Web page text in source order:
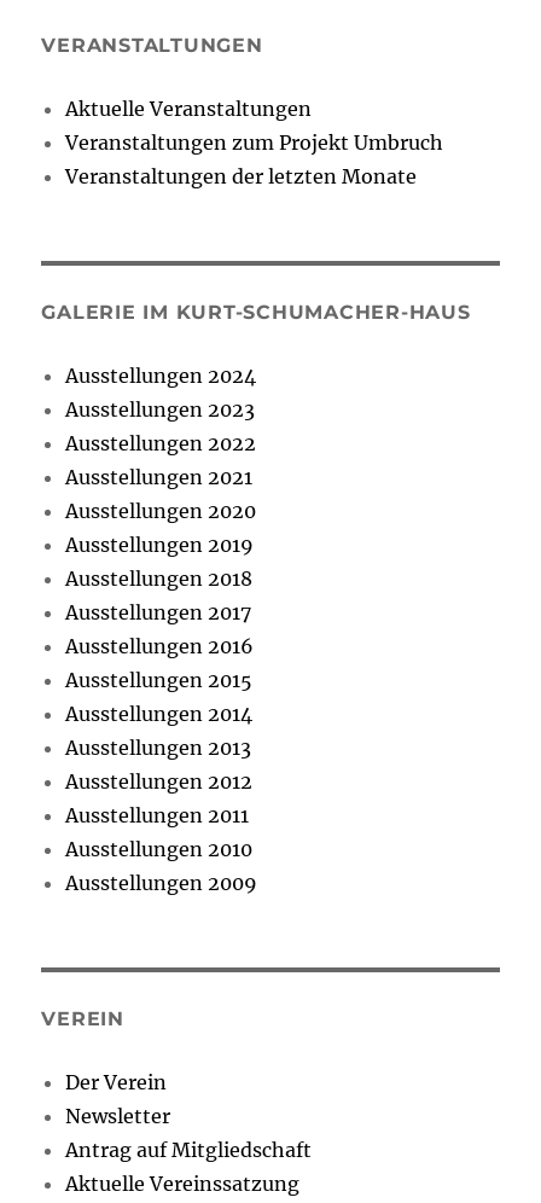
VERANSTALTUNGEN
Aktuelle Veranstaltungen
Veranstaltungen zum Projekt Umbruch
Veranstaltungen der letzten Monate
GALERIE IM KURT-SCHUMACHER-HAUS
Ausstellungen 2024
Ausstellungen 2023
Ausstellungen 2022
Ausstellungen 2021
Ausstellungen 2020
Ausstellungen 2019
Ausstellungen 2018
Ausstellungen 2017
Ausstellungen 2016
Ausstellungen 2015
Ausstellungen 2014
Ausstellungen 2013
Ausstellungen 2012
Ausstellungen 2011
Ausstellungen 2010
Ausstellungen 2009
VEREIN
Der Verein
Newsletter
Antrag auf Mitgliedschaft
Aktuelle Vereinssatzung